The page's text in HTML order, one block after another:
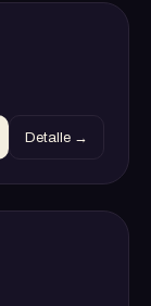
Detalle →